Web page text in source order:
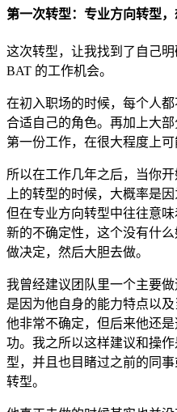
第一次转型：专业方向转型
这次转型，让我找到了自己
BAT 的工作机会。
在初入职场的时候，每个人
合适自己的角色。再加上大
第一份工作，在很大程度上可
所以在工作几年之后，当你
上的转型的时候，大概率是
但在专业方向转型中往往意
新的不确定性，这个没有什
做决定，然后大胆去做。
我曾经建议团队里一个主要
是因为他自身的能力特点以
他非常不确定，但后来他还
功。我之所以这样建议和操
型，并且也目睹过之前的同
转型。